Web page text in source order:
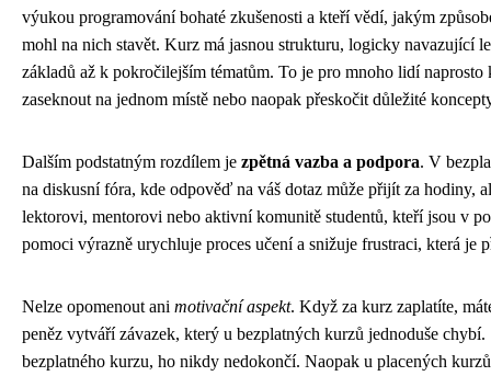
výukou programování bohaté zkušenosti a kteří vědí, jakým
mohl na nich stavět. Kurz má jasnou strukturu, logicky navazující
základů až k pokročilejším tématům. To je pro mnoho lidí
zaseknout na jednom místě nebo naopak přeskočit důležité
Dalším podstatným rozdílem je zpětná vazba a podpora. V
na diskusní fóra, kde odpověď na váš dotaz může přijít za hodiny,
lektorovi, mentorovi nebo aktivní komunitě studentů, kteří jsou v
pomoci výrazně urychluje proces učení a snižuje frustraci, která je
Nelze opomenout ani motivační aspekt. Když za kurz zaplatíte,
peněz vytváří závazek, který u bezplatných kurzů jednoduše
bezplatného kurzu, ho nikdy nedokončí. Naopak u placených